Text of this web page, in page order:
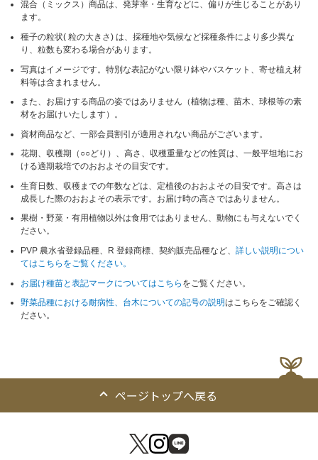
混合（ミックス）商品は、発芽率・生育などに、偏りが生じることがあり
ます。
種子の粒状( 粒の大きさ) は、採種地や気候など採種条件により多少異な
り、粒数も変わる場合があります。
写真はイメージです。特別な表記がない限り鉢やバスケット、寄せ植え材
料等は含まれません。
また、お届けする商品の姿ではありません（植物は種、苗木、球根等の素
材をお届けいたします）。
資材商品など、一部会員割引が適用されない商品がございます。
花期、収穫期（○○どり）、高さ、収穫重量などの性質は、一般平坦地にお
ける適期栽培でのおおよその目安です。
生育日数、収穫までの年数などは、定植後のおおよその目安です。高さは
成長した際のおおよその表示です。お届け時の高さではありません。
果樹・野菜・有用植物以外は食用ではありません、動物にも与えないでく
ださい。
PVP 農水省登録品種、R 登録商標、契約販売品種など、詳しい説明につい
てはこちらをご覧ください。
お届け種苗と表記マークについてはこちら をご覧ください。
野菜品種における耐病性、台木についての記号の説明はこちらをご確認く
ださい。
ページトップへ戻る